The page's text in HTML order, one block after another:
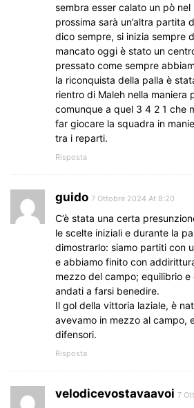
sembra esser calato un pò nel
prossima sarà un’altra partita
dico sempre, si inizia sempre
mancato oggi è stato un
pressato come sempre
la riconquista della palla è
rientro di Maleh nella maniera
comunque a quel 3 4 2 1 che
far giocare la squadra in
tra i reparti.
Risposta
guido 7 Ottobre 2024 At 8:20
C’è stata una certa
le scelte iniziali e durante la
dimostrarlo: siamo partiti con
e abbiamo finito con
mezzo del campo; equilibrio
andati a farsi benedire.
Il gol della vittoria laziale, è
avevamo in mezzo al campo,
difensori.
Risposta
velodicevostavaavoi 7